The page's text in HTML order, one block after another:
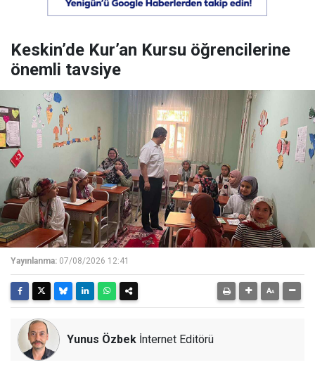
Keskin’de Kur’an Kursu öğrencilerine
önemli tavsiye
Yayınlanma: 07/08/2026 12:41
Yunus Özbek İnternet Editörü